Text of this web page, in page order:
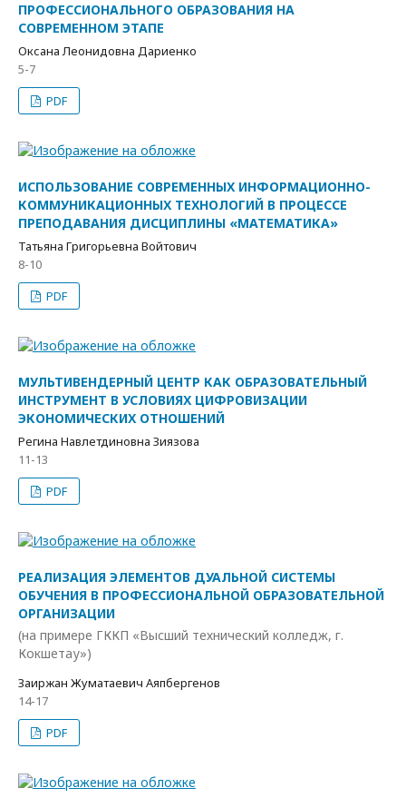
ПРОФЕССИОНАЛЬНОГО ОБРАЗОВАНИЯ НА
СОВРЕМЕННОМ ЭТАПЕ
Оксана Леонидовна Дариенко
5-7
PDF
ИСПОЛЬЗОВАНИЕ СОВРЕМЕННЫХ ИНФОРМАЦИОННО-
КОММУНИКАЦИОННЫХ ТЕХНОЛОГИЙ В ПРОЦЕССЕ
ПРЕПОДАВАНИЯ ДИСЦИПЛИНЫ «МАТЕМАТИКА»
Татьяна Григорьевна Войтович
8-10
PDF
МУЛЬТИВЕНДЕРНЫЙ ЦЕНТР КАК ОБРАЗОВАТЕЛЬНЫЙ
ИНСТРУМЕНТ В УСЛОВИЯХ ЦИФРОВИЗАЦИИ
ЭКОНОМИЧЕСКИХ ОТНОШЕНИЙ
Регина Навлетдиновна Зиязова
11-13
PDF
РЕАЛИЗАЦИЯ ЭЛЕМЕНТОВ ДУАЛЬНОЙ СИСТЕМЫ
ОБУЧЕНИЯ В ПРОФЕССИОНАЛЬНОЙ ОБРАЗОВАТЕЛЬНОЙ
ОРГАНИЗАЦИИ
(на примере ГККП «Высший технический колледж, г.
Кокшетау»)
Заиржан Жуматаевич Аяпбергенов
14-17
PDF